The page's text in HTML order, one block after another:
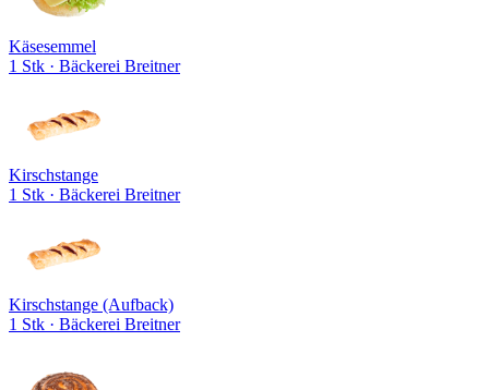
Käsesemmel
1 Stk · Bäckerei Breitner
Kirschstange
1 Stk · Bäckerei Breitner
Kirschstange (Aufback)
1 Stk · Bäckerei Breitner